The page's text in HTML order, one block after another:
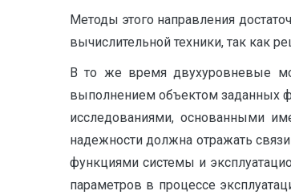
Методы этого направления
вычислительной техники, так как
В то же время двухуровневые
выполне­нием объектом заданных
исследованиями, основанными
надежности должна отражать
функциями системы и
параметров в процессе